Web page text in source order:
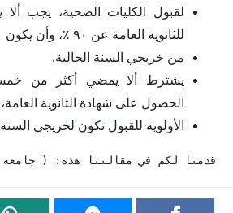
لقبول الكليات الصحية، يجب ألا
للثانوية العامة عن ٩٠ ٪، وأن يكون
من خريجي السنة الحالية.
يشترط ألا يمضي أكثر من
الحصول على شهادة الثانوية
الأولوية للقبول تكون لخريجي
قدمنا لكم في مقالتنا هذه: (